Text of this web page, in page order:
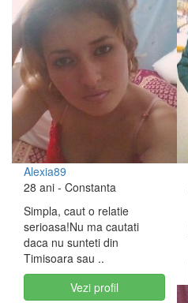
Alexia89
28 ani - Constanta
Simpla, caut o relatie
serioasa!Nu ma cautati
daca nu sunteti din
Timisoara sau ..
Vezi profil